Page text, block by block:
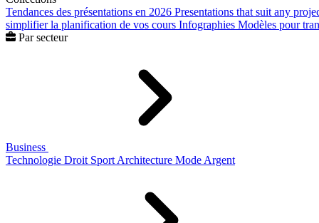
Tendances des présentations en 2026 Presentations that suit any
simplifier la planification de vos cours Infographies Modèles pour
Par secteur
Business
Technologie Droit Sport Architecture Mode Argent